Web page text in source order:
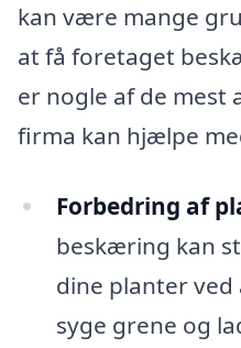
kan være mange
at få foretaget
er nogle af de mest
firma kan hjælpe
Forbedring af
beskæring kan
dine planter
syge grene og